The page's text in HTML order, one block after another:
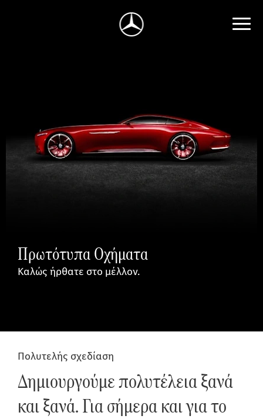
Πρωτότυπα Οχήματα
Καλώς ήρθατε στο μέλλον.
Πολυτελής σχεδίαση
Δημιουργούμε πολυτέλεια ξανά
και ξανά. Για σήμερα και για το